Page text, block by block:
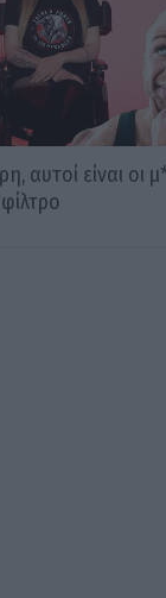
αυτοί είναι οι